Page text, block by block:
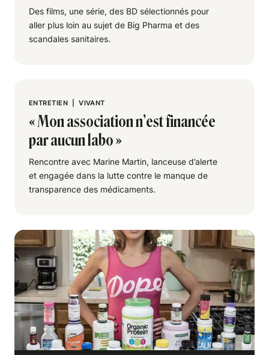
Des films, une série, des BD sélectionnés pour
aller plus loin au sujet de Big Pharma et des
scandales sanitaires.
ENTRETIEN|VIVANT
« Mon association n’est financée
par aucun labo »
Rencontre avec Marine Martin, lanceuse d’alerte
et engagée dans la lutte contre le manque de
transparence des médicaments.